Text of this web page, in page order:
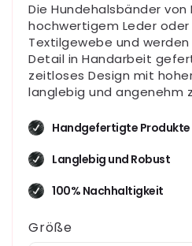
Die Hundehalsbänder
hochwertigem Leder
Textilgewebe und
Detail in Handarbeit
zeitloses Design mit
langlebig und angenehm
Handgefertigte Produkte
Langlebig und Robust
100% Nachhaltigkeit
Größe